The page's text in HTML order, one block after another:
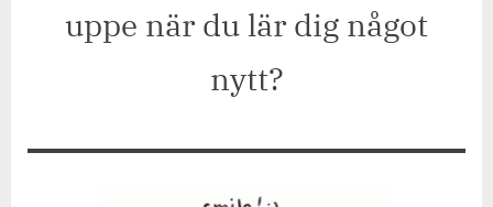
uppe när du lär dig något
nytt?